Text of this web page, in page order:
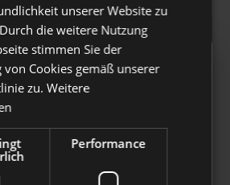
Beitritte
2026 kann Laborfonds
von Beschäftigten aus
entgegennehmen.
unserer Website zu
die weitere Nutzung
stimmen Sie der
von Cookies gemäß unserer
zu. Weitere
Performance